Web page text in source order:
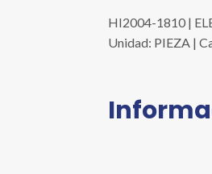
HI2004-1810 |
Unidad: PIEZA |